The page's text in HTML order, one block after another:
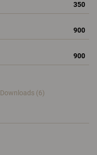
350
900
900
Downloads (6)